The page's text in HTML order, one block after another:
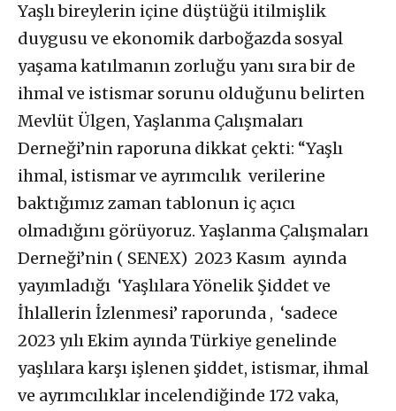
Yaşlı bireylerin içine düştüğü itilmişlik
duygusu ve ekonomik darboğazda sosyal
yaşama katılmanın zorluğu yanı sıra bir de
ihmal ve istismar sorunu olduğunu belirten
Mevlüt Ülgen, Yaşlanma Çalışmaları
Derneği’nin raporuna dikkat çekti: “Yaşlı
ihmal, istismar ve ayrımcılık verilerine
baktığımız zaman tablonun iç açıcı
olmadığını görüyoruz. Yaşlanma Çalışmaları
Derneği’nin ( SENEX) 2023 Kasım ayında
yayımladığı ‘Yaşlılara Yönelik Şiddet ve
İhlallerin İzlenmesi’ raporunda , ‘sadece
2023 yılı Ekim ayında Türkiye genelinde
yaşlılara karşı işlenen şiddet, istismar, ihmal
ve ayrımcılıklar incelendiğinde 172 vaka,